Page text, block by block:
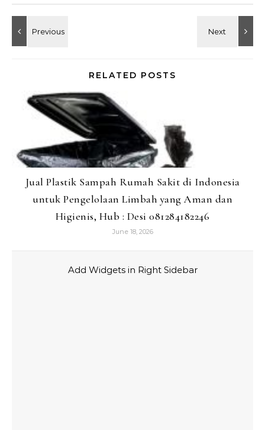
RELATED POSTS
Jual Plastik Sampah Rumah Sakit di Indonesia
untuk Pengelolaan Limbah yang Aman dan
Higienis, Hub : Desi 081284182246
June 18, 2026
Add Widgets in Right Sidebar